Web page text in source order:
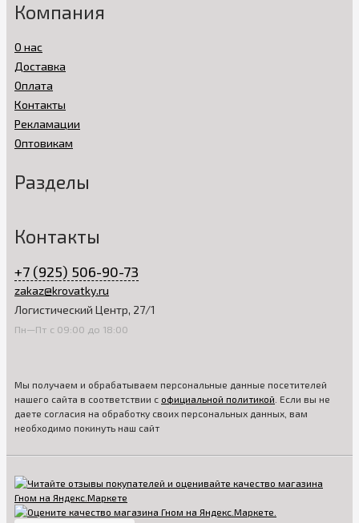
Компания
О нас
Доставка
Оплата
Контакты
Рекламации
Оптовикам
Разделы
Контакты
+7 (925) 506-90-73
zakaz@krovatky.ru
Логистический Центр, 27/1
Пн—Пт с 09:00 до 18:00
Мы получаем и обрабатываем персональные данные посетителей
нашего сайта в соответствии с официальной политикой . Если вы не
даете согласия на обработку своих персональных данных, вам
необходимо покинуть наш сайт